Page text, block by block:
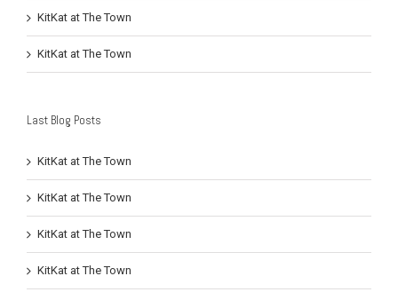
KitKat at The Town
KitKat at The Town
Last Blog Posts
KitKat at The Town
KitKat at The Town
KitKat at The Town
KitKat at The Town